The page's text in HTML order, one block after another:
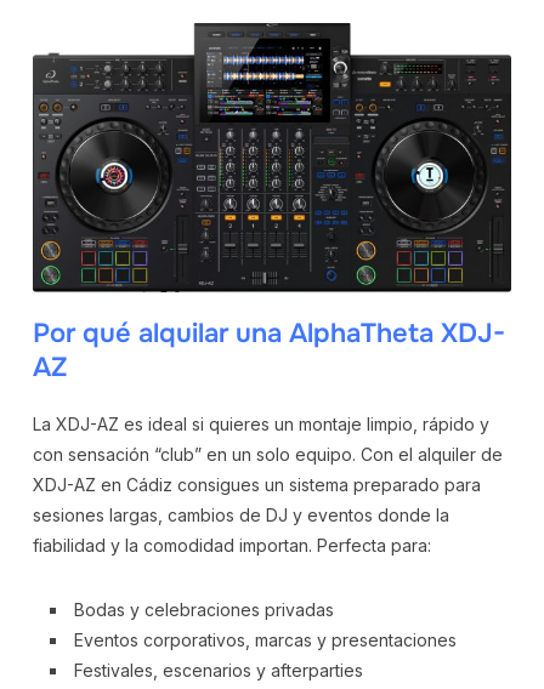
Por qué alquilar una AlphaTheta XDJ-
AZ
La XDJ-AZ es ideal si quieres un montaje limpio, rápido y
con sensación “club” en un solo equipo. Con el alquiler de
XDJ-AZ en Cádiz consigues un sistema preparado para
sesiones largas, cambios de DJ y eventos donde la
fiabilidad y la comodidad importan. Perfecta para:
Bodas y celebraciones privadas
Eventos corporativos, marcas y presentaciones
Festivales, escenarios y afterparties